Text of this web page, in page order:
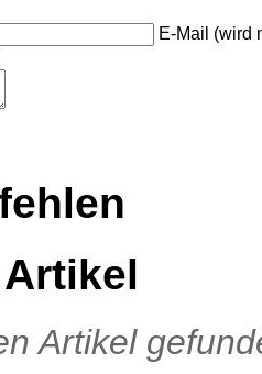
E-Mail (wird
Artikel